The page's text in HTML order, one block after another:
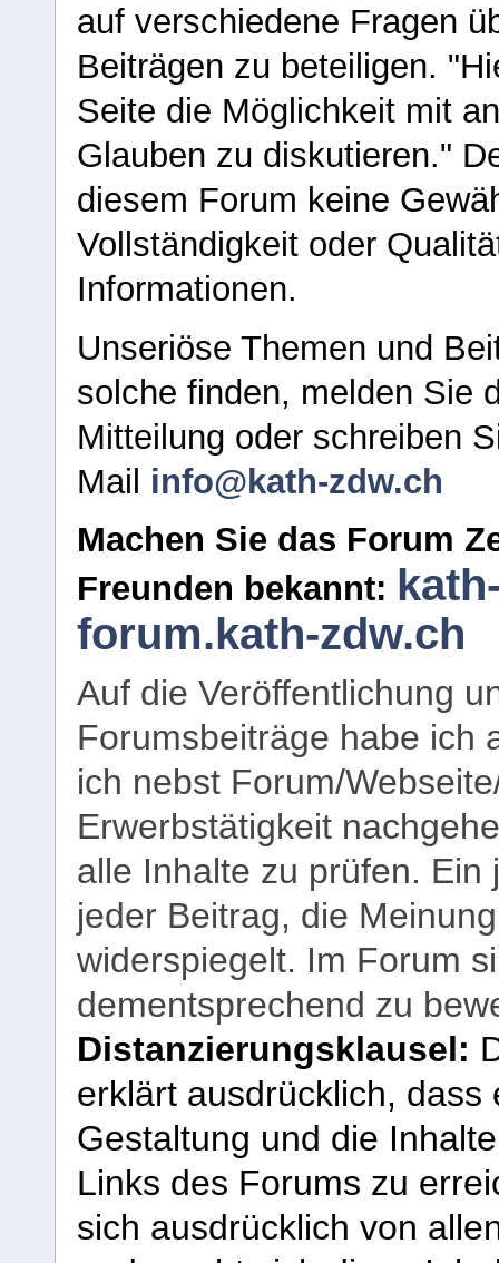
auf verschiedene Fragen
Beiträgen zu beteiligen.
Seite die Möglichkeit mit
Glauben zu diskutieren."
diesem Forum keine
Vollständigkeit oder
Informationen.
Unseriöse Themen und
solche finden, melden Sie
Mitteilung oder schreiben
Mail info@kath-zdw.ch
Machen Sie das Forum
Freunden bekannt:
forum.kath-zdw.ch
Auf die Veröffentlichung
Forumsbeiträge habe ich
ich nebst Forum/
Erwerbstätigkeit
alle Inhalte zu prüfen.
jeder Beitrag, die
widerspiegelt. Im Forum
dementsprechend zu
Distanzierungsklausel:
erklärt ausdrücklich,
Gestaltung und die
Links des Forums zu
sich ausdrücklich von